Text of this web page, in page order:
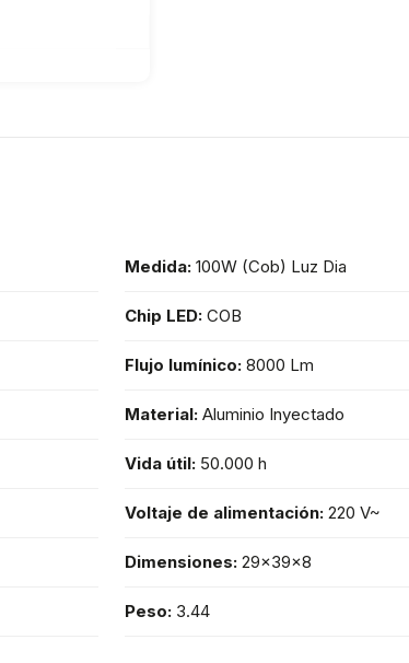
Medida: 100W (Cob) Luz Dia
Chip LED: COB
Flujo lumínico: 8000 Lm
Material: Aluminio Inyectado
Vida útil: 50.000 h
Voltaje de alimentación: 220 V~
Dimensiones: 29x39x8
Peso: 3.44